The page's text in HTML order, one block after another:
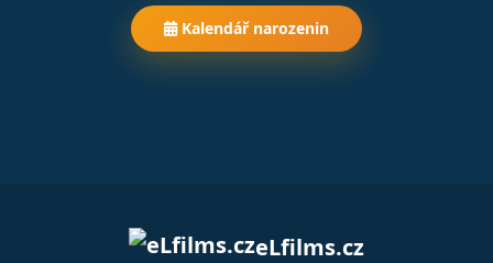
Kalendář narozenin
eLfilms.cz